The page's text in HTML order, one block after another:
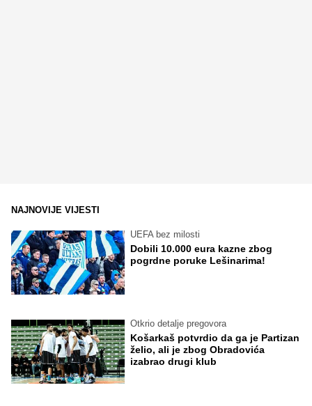
NAJNOVIJE VIJESTI
UEFA bez milosti
Dobili 10.000 eura kazne zbog
pogrdne poruke Lešinarima!
Otkrio detalje pregovora
Košarkaš potvrdio da ga je Partizan
želio, ali je zbog Obradovića
izabrao drugi klub